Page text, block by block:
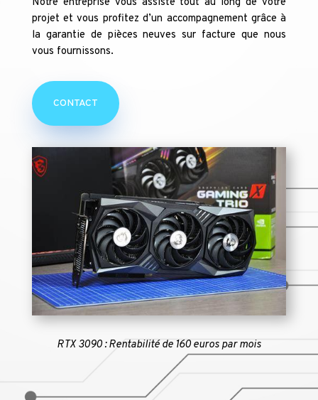
projet et vous profitez d’un accompagnement grâce à
la garantie de pièces neuves sur facture que nous
vous fournissons.
CONTACT
RTX 3090 : Rentabilité de 160 euros par mois